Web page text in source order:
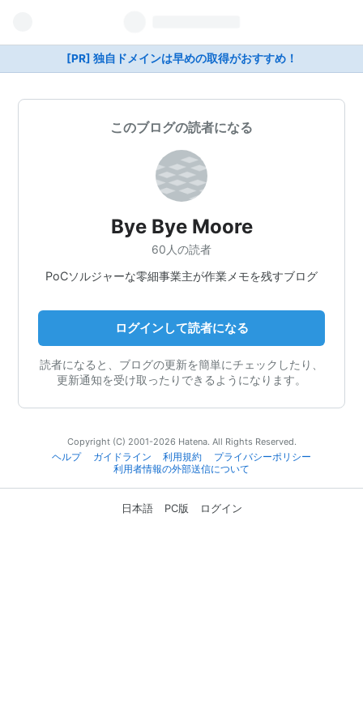
[PR] 独自ドメインは早めの取得がおすすめ！
このブログの読者になる
Bye Bye Moore
60人の読者
PoCソルジャーな零細事業主が作業メモを残すブログ
ログインして読者になる
読者になると、ブログの更新を簡単にチェックしたり、
更新通知を受け取ったりできるようになります。
Copyright (C) 2001-2026 Hatena. All Rights Reserved.
ヘルプ
ガイドライン 利用規約
プライバシーポリシー
利用者情報の外部送信について
日本語 PC版 ログイン